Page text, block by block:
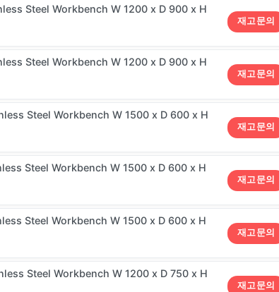
Steel Workbench W 1200 x D 900 x H
재고문의
Steel Workbench W 1200 x D 900 x H
재고문의
Steel Workbench W 1500 x D 600 x H
재고문의
Steel Workbench W 1500 x D 600 x H
재고문의
Steel Workbench W 1500 x D 600 x H
재고문의
Steel Workbench W 1200 x D 750 x H
재고문의